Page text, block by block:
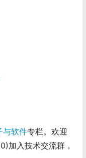
与软件专栏。欢迎
加入技术交流群，